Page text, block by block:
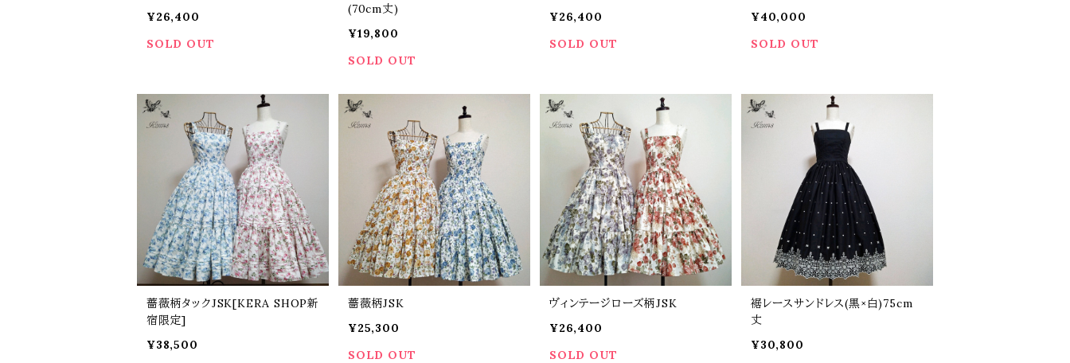
¥26,400
SOLD OUT
(70cm丈)
¥19,800
SOLD OUT
¥26,400
SOLD OUT
¥40,000
SOLD OUT
薔薇柄タックJSK[KERA SHOP新
宿限定]
¥38,500
薔薇柄JSK
¥25,300
SOLD OUT
ヴィンテージローズ柄JSK
¥26,400
SOLD OUT
裾レースサンドレス(黒×白)75cm
丈
¥30,800